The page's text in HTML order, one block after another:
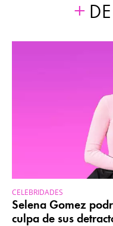
CELEBRIDADES
Selena Gomez
culpa de sus